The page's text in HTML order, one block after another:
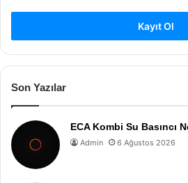
Kayıt Ol
Son Yazılar
ECA Kombi Su Basıncı
Admin 6 Ağustos 2026